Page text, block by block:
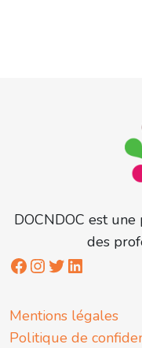
DOCNDOC est
des
Mentions légales
Politique de